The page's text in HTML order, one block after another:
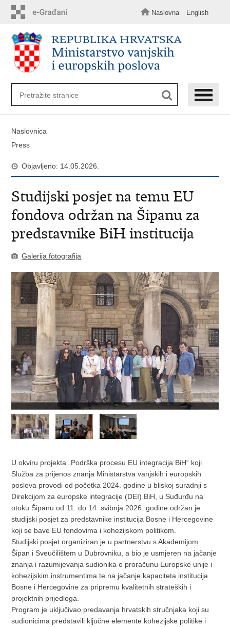
sadržaj
Naslovna English
Naslovnica
Press
Objavljeno: 14.05.2026.
Studijski posjet na temu EU
fondova održan na Šipanu za
predstavnike BiH institucija
Galerija fotografija
U okviru projekta „Podrška procesu EU integracija BiH“ koji
Služba za prijenos znanja Ministarstva vanjskih i europskih
poslova provodi od početka 2024. godine u bliskoj suradnji s
Direkcijom za europske integracije (DEI) BiH, u Suđurđu na
otoku Šipanu od 11. do 14. svibnja 2026. godine održan je
studijski posjet za predstavnike institucija Bosne i Hercegovine
koji se bave EU fondovima i kohezijskom politikom.
Studijski posjet organiziran je u partnerstvu s Akademijom
Šipan i Sveučilištem u Dubrovniku, a bio je usmjeren na jačanje
znanja i razumijevanja sudionika o proračunu Europske unije i
kohezijskim instrumentima te na jačanje kapaciteta institucija
Bosne i Hercegovine za pripremu kvalitetnih strateških i
projektnih prijedloga.
Program je uključivao predavanja hrvatskih stručnjaka koji su
sudionicima predstavili ključne elemente kohezijske politike i